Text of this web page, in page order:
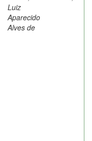
Luiz
Aparecido
Alves de